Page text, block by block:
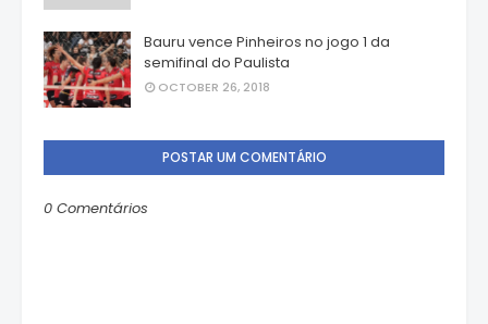
Bauru vence Pinheiros no jogo 1 da
semifinal do Paulista
OCTOBER 26, 2018
POSTAR UM COMENTÁRIO
0 Comentários